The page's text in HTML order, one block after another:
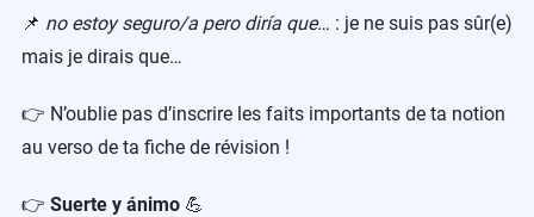
📌 no estoy seguro/a pero diría que… : je ne suis pas sûr(e)
mais je dirais que…
👉 N’oublie pas d’inscrire les faits importants de ta notion
au verso de ta fiche de révision !
👉 Suerte y ánimo 💪